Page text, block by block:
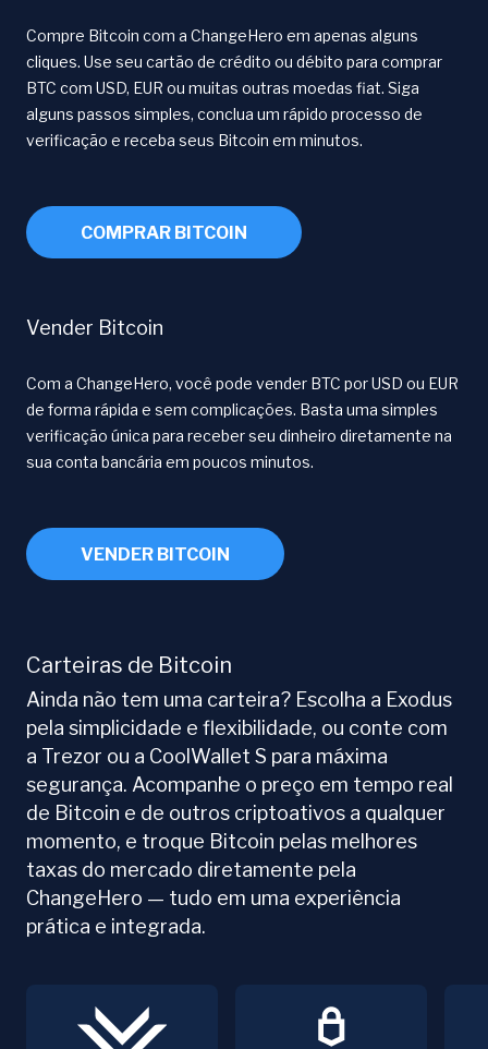
Compre Bitcoin com a ChangeHero em apenas alguns
cliques. Use seu cartão de crédito ou débito para comprar
BTC com USD, EUR ou muitas outras moedas fiat. Siga
alguns passos simples, conclua um rápido processo de
verificação e receba seus Bitcoin em minutos.
COMPRAR BITCOIN
Vender Bitcoin
Com a ChangeHero, você pode vender BTC por USD ou EUR
de forma rápida e sem complicações. Basta uma simples
verificação única para receber seu dinheiro diretamente na
sua conta bancária em poucos minutos.
VENDER BITCOIN
Carteiras de Bitcoin
Ainda não tem uma carteira? Escolha a Exodus
pela simplicidade e flexibilidade, ou conte com
a Trezor ou a CoolWallet S para máxima
segurança. Acompanhe o preço em tempo real
de Bitcoin e de outros criptoativos a qualquer
momento, e troque Bitcoin pelas melhores
taxas do mercado diretamente pela
ChangeHero — tudo em uma experiência
prática e integrada.